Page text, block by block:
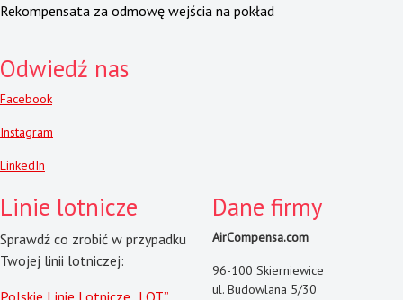
Rekompensata za odmowę wejścia na pokład
Odwiedź nas
Facebook
Instagram
LinkedIn
Linie lotnicze
Sprawdź co zrobić w przypadku
Twojej linii lotniczej:
Dane firmy
AirCompensa.com
96-100 Skierniewice
ul. Budowlana 5/30